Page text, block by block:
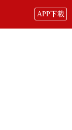
APP下載